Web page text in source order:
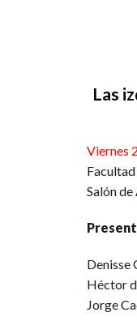
Las
Viernes
Salón
Denisse
Héctor
Jorge